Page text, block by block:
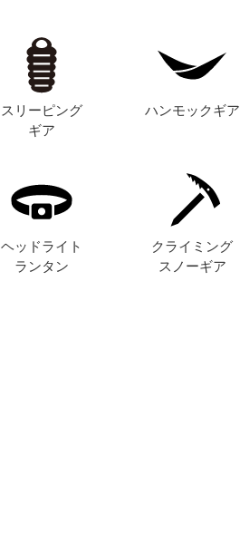
スリーピング
ギア
ハンモックギア
ヘッドライト
ランタン
クライミング
スノーギア